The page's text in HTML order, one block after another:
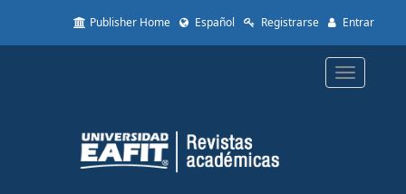
to
Content
Sidebar
Publisher Home Español Registrarse Entrar
Toggle